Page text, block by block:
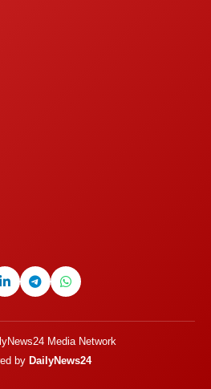
Media Network
by DailyNews24